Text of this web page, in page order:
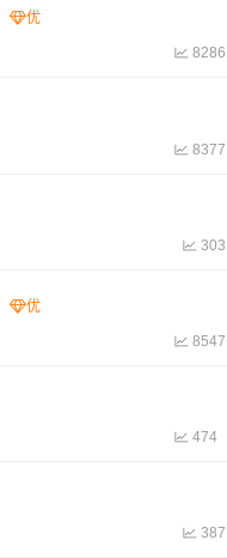
8286
8377
303
8547
474
387